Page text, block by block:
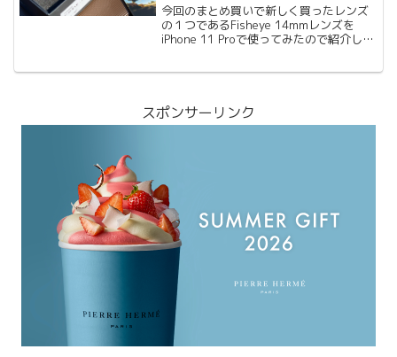
今回のまとめ買いで新しく買ったレンズ
の１つであるFisheye 14mmレンズを
iPhone 11 Proで使ってみたので紹介しま
スポンサーリンク